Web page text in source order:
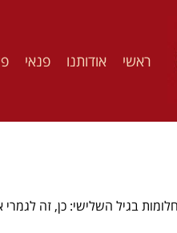
ראשי אודותנו פנאי
בגיל השלישי: כן, זה לגמרי